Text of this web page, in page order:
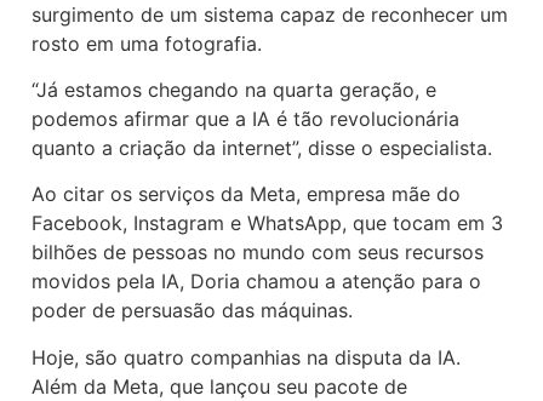
surgimento de um sistema capaz de reconhecer um
rosto em uma fotografia.
“Já estamos chegando na quarta geração, e
podemos afirmar que a IA é tão revolucionária
quanto a criação da internet”, disse o especialista.
Ao citar os serviços da Meta, empresa mãe do
Facebook, Instagram e WhatsApp, que tocam em 3
bilhões de pessoas no mundo com seus recursos
movidos pela IA, Doria chamou a atenção para o
poder de persuasão das máquinas.
Hoje, são quatro companhias na disputa da IA.
Além da Meta, que lançou seu pacote de